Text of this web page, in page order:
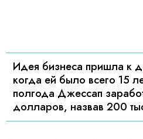
Идея бизнеса пришла к
когда ей было всего 15
полгода Джессап
долларов, назвав 200